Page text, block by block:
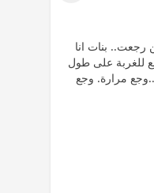
رجعت.. بنات انا
للغربة على طول
مرارة. وجع